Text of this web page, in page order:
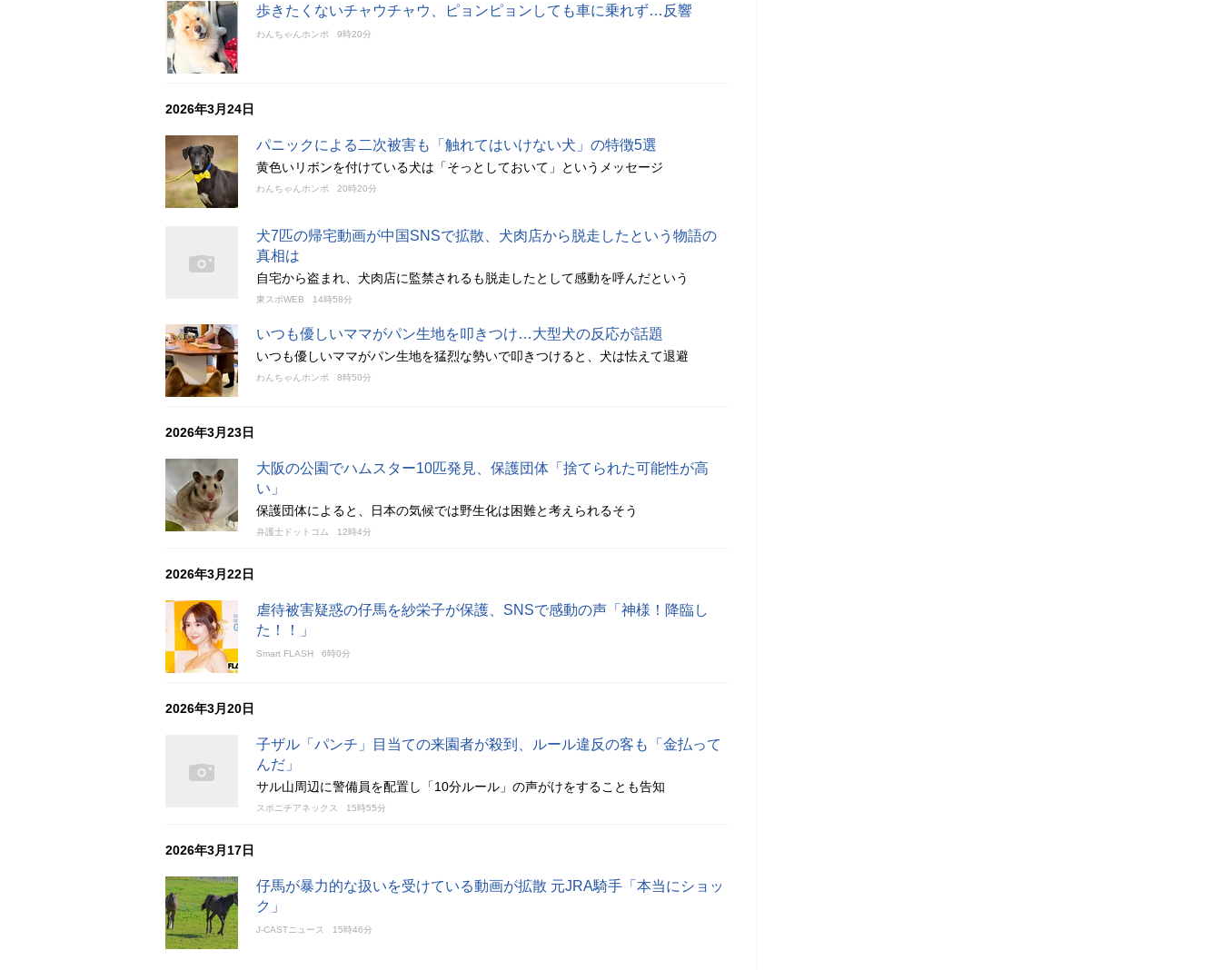
歩きたくないチャウチャウ、ピョンピョンしても車に乗れず…反響
わんちゃんホンポ 9時20分
2026年3月24日
パニックによる二次被害も「触れてはいけない犬」の特徴5選
黄色いリボンを付けている犬は「そっとしておいて」というメッセージ
わんちゃんホンポ 20時20分
犬7匹の帰宅動画が中国SNSで拡散、犬肉店から脱走したという物語の
真相は
自宅から盗まれ、犬肉店に監禁されるも脱走したとして感動を呼んだという
東スポWEB 14時58分
いつも優しいママがパン生地を叩きつけ…大型犬の反応が話題
いつも優しいママがパン生地を猛烈な勢いで叩きつけると、犬は怯えて退避
わんちゃんホンポ 8時50分
2026年3月23日
大阪の公園でハムスター10匹発見、保護団体「捨てられた可能性が高
い」
保護団体によると、日本の気候では野生化は困難と考えられるそう
弁護士ドットコム 12時4分
2026年3月22日
虐待被害疑惑の仔馬を紗栄子が保護、SNSで感動の声「神様！降臨し
た！！」
Smart FLASH 6時0分
2026年3月20日
子ザル「パンチ」目当ての来園者が殺到、ルール違反の客も「金払って
んだ」
サル山周辺に警備員を配置し「10分ルール」の声がけをすることも告知
スポニチアネックス 15時55分
2026年3月17日
仔馬が暴力的な扱いを受けている動画が拡散 元JRA騎手「本当にショッ
ク」
J-CASTニュース 15時46分